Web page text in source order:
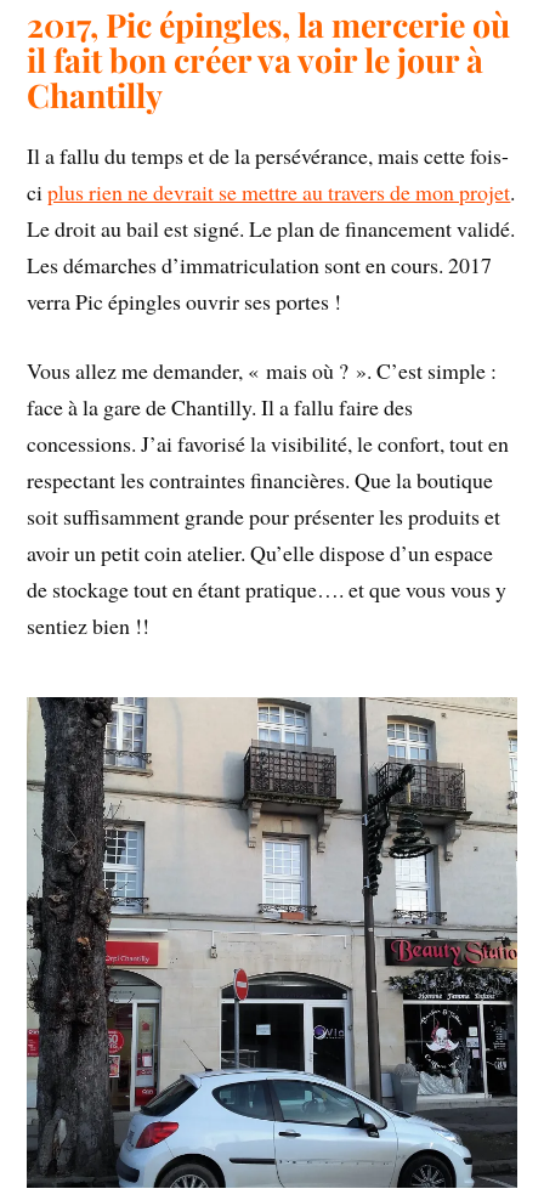
2017, Pic épingles, la mercerie où
il fait bon créer va voir le jour à
Chantilly
Il a fallu du temps et de la persévérance, mais cette fois-
ciplus rien ne devrait se mettre au travers de mon projet.
Le droit au bail est signé. Le plan de financement validé.
Les démarches d’immatriculation sont en cours. 2017
verra Pic épingles ouvrir ses portes !
Vous allez me demander, « mais où ? ». C’est simple :
face à la gare de Chantilly. Il a fallu faire des
concessions. J’ai favorisé la visibilité, le confort, tout en
respectant les contraintes financières. Que la boutique
soit suffisamment grande pour présenter les produits et
avoir un petit coin atelier. Qu’elle dispose d’un espace
de stockage tout en étant pratique…. et que vous vous y
sentiez bien !!